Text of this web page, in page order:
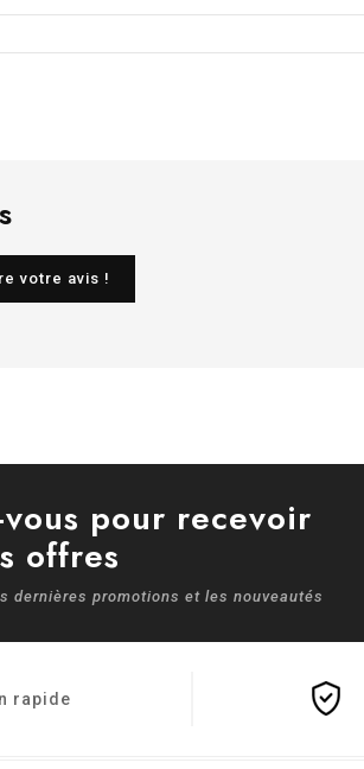
votre avis !
pour recevoir
offres
dernières promotions et les nouveautés
rapide